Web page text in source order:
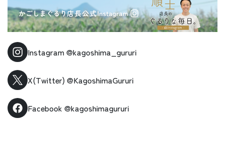
Instagram@kagoshima_gururi
X(Twitter) @KagoshimaGururi
Facebook @kagoshimagururi